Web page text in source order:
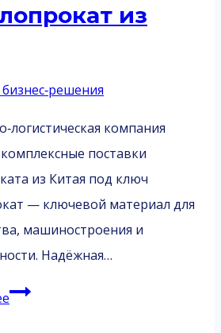
из
компания
поставки
из Китая под ключ
— ключевой материал для
машиностроения и
Надёжная…
Металлопрокат